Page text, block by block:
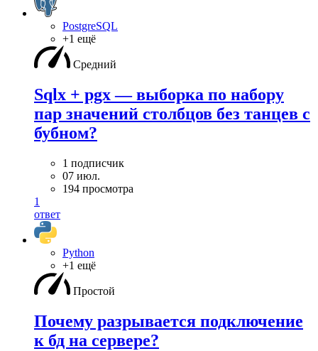
PostgreSQL
+1 ещё
Средний
Sqlx + pgx — выборка по набору
пар значений столбцов без танцев с
бубном?
1 подписчик
07 июл.
194 просмотра
1
ответ
Python
+1 ещё
Простой
Почему разрывается подключение
к бд на сервере?